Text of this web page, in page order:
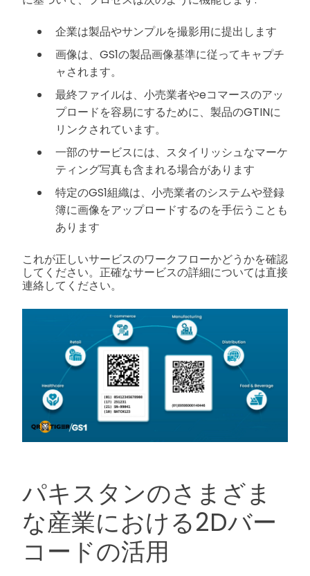
企業は製品やサンプルを撮影用に提出します
画像は、GS1の製品画像基準に従ってキャプチ
ャされます。
最終ファイルは、小売業者やeコマースのアッ
プロードを容易にするために、製品のGTINに
リンクされています。
一部のサービスには、スタイリッシュなマーケ
ティング写真も含まれる場合があります
特定のGS1組織は、小売業者のシステムや登録
簿に画像をアップロードするのを手伝うことも
あります
これが正しいサービスのワークフローかどうかを確認
してください。正確なサービスの詳細については直接
連絡してください。
パキスタンのさまざま
な産業における2Dバー
コードの活用